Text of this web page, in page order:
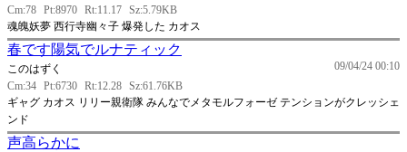
Cm:78 Pt:8970 Rt:11.17 Sz:5.79KB
魂魄妖夢 西行寺幽々子 爆発した カオス
春です陽気でルナティック
09/04/24 00:10
このはずく
Cm:34 Pt:6730 Rt:12.28 Sz:61.76KB
ギャグ カオス リリー親衛隊 みんなでメタモルフォーゼ テンションがクレッシェ
ンド
声高らかに